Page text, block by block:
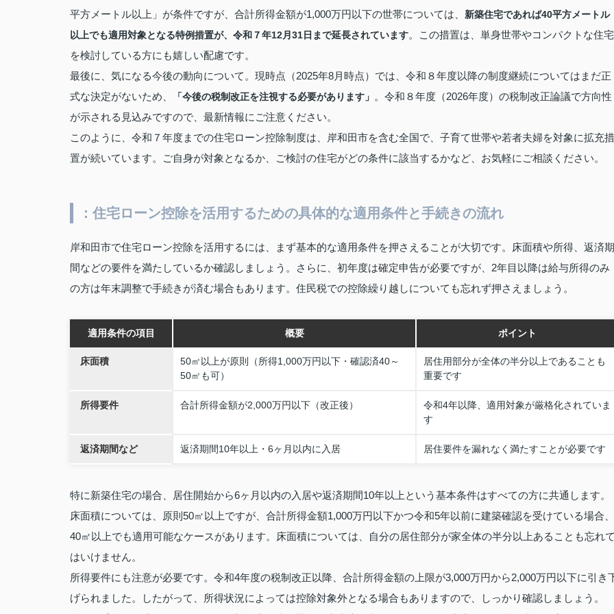
平方メートル以上」が条件ですが、合計所得金額が1,000万円以下の世帯については、 新築住宅であれば40平方メートル
以上でも適用対象となる特例措置が、令和７年12月31日まで延長されています。この措置は、単身世帯やコンパクトな住宅
を検討している方にも嬉しい配慮です。
最後に、気になる今後の動向について。現時点（2025年8月時点）では、令和８年度以降の制度継続についてはまだ正
式な決定がないため、
「今後の税制改正を注視する必要があります」 。令和８年度（2026年度）の税制改正論議で方向性
が示される見込みですので、最新情報にご注意ください。
このように、令和７年度までの住宅ローン控除制度は、岸和田市を含む全国で、子育て世帯や若者夫婦を対象に拡充措
置が続いています。ご自身が対象となるか、ご検討の住宅がどの条件に該当するかなど、お気軽にご相談ください。
：住宅ローン控除を活用するための具体的な適用条件と手続きの流れ
岸和田市で住宅ローン控除を活用するには、まず基本的な適用条件を押さえることが大切です。床面積や所得、返済期
間などの要件を満たしているか確認しましょう。さらに、初年度は確定申告が必要ですが、2年目以降は給与所得のみ
の方は年末調整で手続きが済む場合もあります。住民税での控除繰り越しについても忘れず押さえましょう。
適用条件の項目 概要 ポイント
床面積
50㎡以上が原則（所得1,000万円以下・確認済40～
50㎡も可）
居住用部分が全体の半分以上であることも
重要です
所得要件 合計所得金額が2,000万円以下（改正後）
令和4年以降、適用対象が厳格化されていま
す
返済期間など 返済期間10年以上・6ヶ月以内に入居 居住要件を漏れなく満たすことが必要です
特に新築住宅の場合、居住開始から6ヶ月以内の入居や返済期間10年以上という基本条件はすべての方に共通します。
床面積については、原則50㎡以上ですが、合計所得金額1,000万円以下かつ令和5年以前に建築確認を受けている場合、
40㎡以上でも適用可能なケースがあります。床面積については、自分の居住部分が家全体の半分以上あることも忘れ
はいけません。
所得要件にも注意が必要です。令和4年度の税制改正以降、合計所得金額の上限が3,000万円から2,000万円以下に引き
げられました。したがって、所得状況によっては控除対象外となる場合もありますので、しっかり確認しましょう。